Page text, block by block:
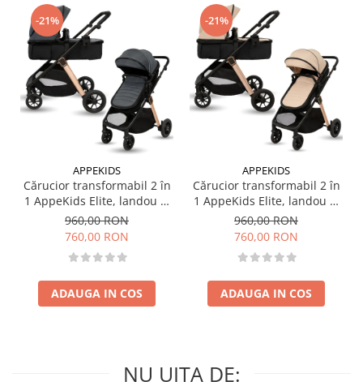
-21%
APPEKIDS
Cărucior transformabil 2 în
1 AppeKids Elite, landou și
scaun sport reversibil,
suspensii, adaptori scoică
Grey
960,00 RON
760,00 RON
ADAUGA IN COS
-21%
APPEKIDS
Cărucior transformabil 2 în
1 AppeKids Elite, landou și
scaun sport reversibil,
suspensii, adaptori scoică
960,00 RON
760,00 RON
ADAUGA IN COS
NU UITA DE: